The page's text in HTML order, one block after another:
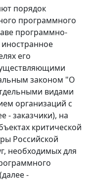
порядок
программного
программно-
его
законом "О
видами
организаций с
- заказчики), на
критической
Российской
необходимых для
-